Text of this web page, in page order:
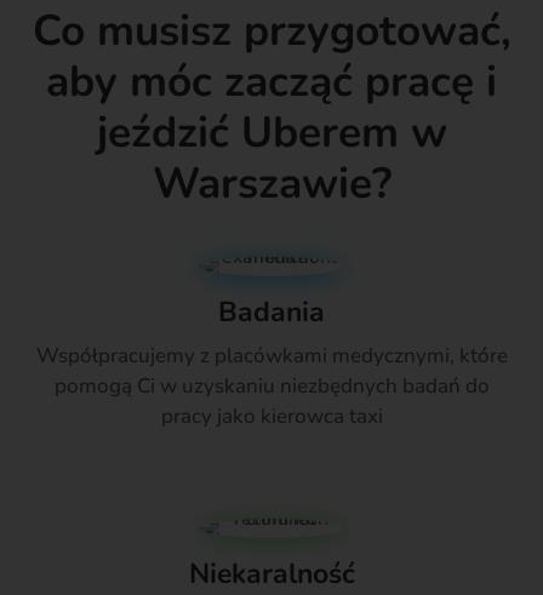
Co musisz przygotować,
aby móc zacząć pracę i
jeździć Uberem w
Warszawie?
Badania
Współpracujemy z placówkami medycznymi, które
pomogą Ci w uzyskaniu niezbędnych badań do
pracy jako kierowca taxi
Niekaralność